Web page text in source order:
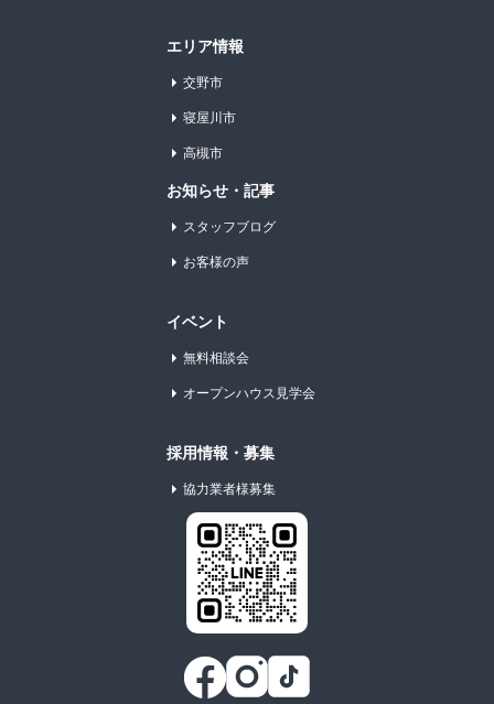
エリア情報
交野市
寝屋川市
高槻市
お知らせ・記事
スタッフブログ
お客様の声
イベント
無料相談会
オープンハウス見学会
採用情報・募集
協力業者様募集